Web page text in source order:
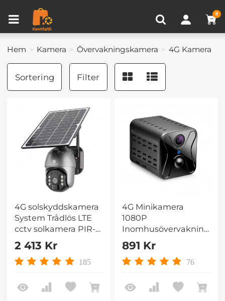
0
Hem Kamera Övervakningskamera 4G Kamera
Sortering Filter
4G solskyddskamera
System Trådlös LTE
cctv solkamera PIR-
rörelsedetektion 2-
vägs ljud Inbyggt
batteri 10400mAh 2K
20m/65.6ft EU-
2 413 Kr
185
4G Minikamera
1080P
Realtidsöverföring Till
Mobiltelefon, Liten
Kamera Med
Rörelsedetektering,
Tvåvägsljud Och Sim-
891 Kr
76